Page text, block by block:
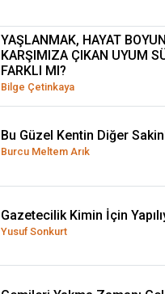
YAŞLANMAK, HAYAT
KARŞIMIZA ÇIKAN UYUM
FARKLI MI?
Bilge Çetinkaya
Bu Güzel Kentin Diğer
Burcu Meltem Arık
Gazetecilik Kimin İçin
Yusuf Sonkurt